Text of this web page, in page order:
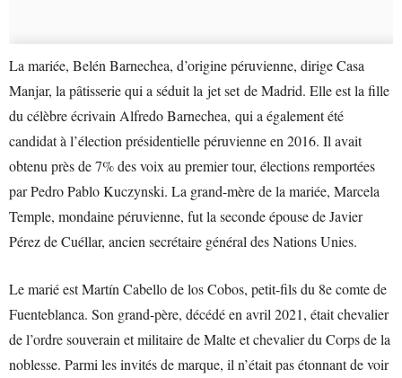
La mariée, Belén Barnechea, d’origine péruvienne, dirige Casa
Manjar, la pâtisserie qui a séduit la jet set de Madrid. Elle est la fille
du célèbre écrivain Alfredo Barnechea, qui a également été
candidat à l’élection présidentielle péruvienne en 2016. Il avait
obtenu près de 7% des voix au premier tour, élections remportées
par Pedro Pablo Kuczynski. La grand-mère de la mariée, Marcela
Temple, mondaine péruvienne, fut la seconde épouse de Javier
Pérez de Cuéllar, ancien secrétaire général des Nations Unies.
Le marié est Martín Cabello de los Cobos, petit-fils du 8e comte de
Fuenteblanca. Son grand-père, décédé en avril 2021, était chevalier
de l’ordre souverain et militaire de Malte et chevalier du Corps de la
noblesse. Parmi les invités de marque, il n’était pas étonnant de voir